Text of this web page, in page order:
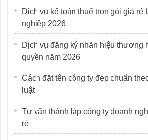
Dịch vụ kế toán thuế trọn gói giá rẻ
nghiệp 2026
Dịch vụ đăng ký nhãn hiệu thương
quyền năm 2026
Cách đặt tên công ty đẹp chuẩn
luật
Tư vấn thành lập công ty doanh
rẻ